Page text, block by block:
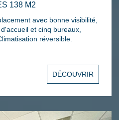
138 M2
et cinq bureaux,
totale de 138 m². Climatisation réversible.
DÉCOUVRIR